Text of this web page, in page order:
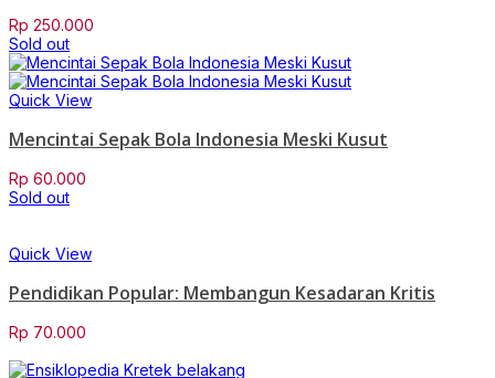
Rp 250.000
Sold out
Quick View
Mencintai Sepak Bola Indonesia Meski Kusut
Rp 60.000
Sold out
Quick View
Pendidikan Popular: Membangun Kesadaran Kritis
Rp 70.000